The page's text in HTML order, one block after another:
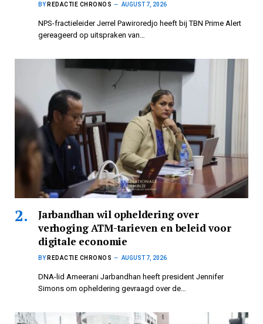
BY REDACTIE CHRONOS AUGUST 7, 2026
NPS-fractieleider Jerrel Pawiroredjo heeft bij TBN Prime Alert
gereageerd op uitspraken van…
Jarbandhan wil opheldering over
verhoging ATM-tarieven en beleid voor
digitale economie
BY REDACTIE CHRONOS AUGUST 7, 2026
DNA-lid Ameerani Jarbandhan heeft president Jennifer
Simons om opheldering gevraagd over de…